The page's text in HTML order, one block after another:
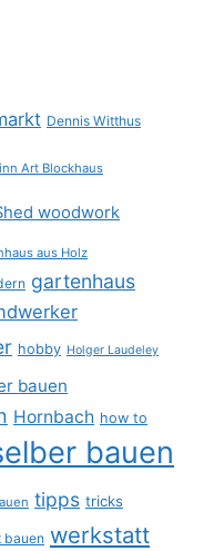
Dennis Witthus
Art Blockhaus
woodwork
aus Holz
gartenhaus
hobby Holger Laudeley
bauen
Hornbach how to
bauen
tipps tricks
bauen werkstatt